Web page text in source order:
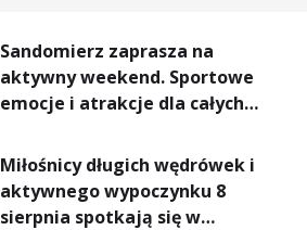
Sandomierz zaprasza na
aktywny weekend. Sportowe
emocje i atrakcje dla całych
Miłośnicy długich wędrówek i
aktywnego wypoczynku 8
sierpnia spotkają się w